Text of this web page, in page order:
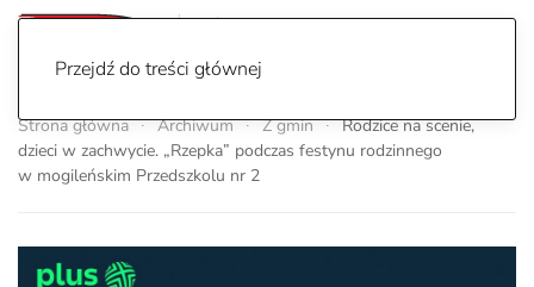
Przejdź do treści głównej
Strona główna Archiwum Z gmin
Rodzice na scenie,
dzieci w zachwycie. „Rzepka” podczas festynu rodzinnego
w mogileńskim Przedszkolu nr 2